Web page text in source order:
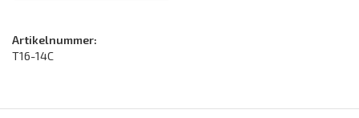
Artikelnummer:
T16-14C